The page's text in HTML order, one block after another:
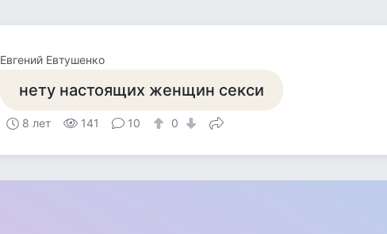
Евгений Евтушенко
нету настоящих женщин секси
8 лет 141 10 0